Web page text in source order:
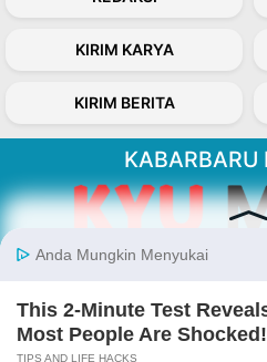
KIRIM KARYA
KIRIM BERITA
KABARBARU
Kabarbaru.co